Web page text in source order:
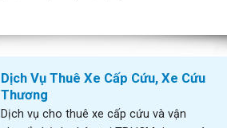
Dịch Vụ Thuê Xe Cấp Cứu, Xe Cứu
Thương
Dịch vụ cho thuê xe cấp cứu và vận